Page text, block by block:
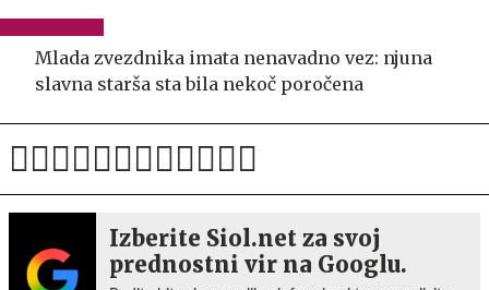
Mlada zvezdnika imata nenavadno vez: njuna
slavna starša sta bila nekoč poročena
Izberite Siol.net za svoj
prednostni vir na Googlu.